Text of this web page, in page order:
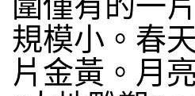
規模小。春
片金黃。月